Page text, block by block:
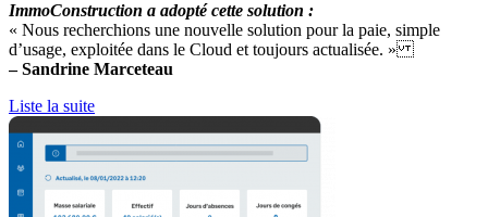
ImmoConstruction a adopté cette solution :
« Nous recherchions une nouvelle solution pour la paie, simple
d’usage, exploitée dans le Cloud et toujours actualisée. »
– Sandrine Marceteau
Liste la suite